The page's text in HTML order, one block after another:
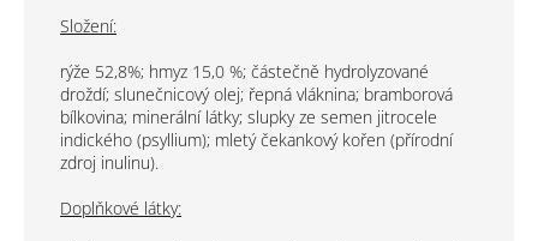
Složení:
rýže 52,8%; hmyz 15,0 %; částečně hydrolyzované
droždí; slunečnicový olej; řepná vláknina; bramborová
bílkovina; minerální látky; slupky ze semen jitrocele
indického (psyllium); mletý čekankový kořen (přírodní
zdroj inulinu).
Doplňkové látky: